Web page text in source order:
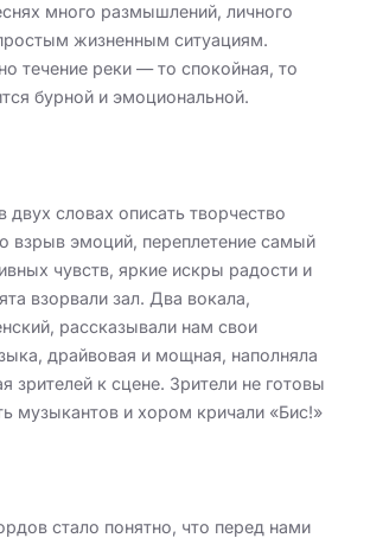
много размышлений, личного
жизненным ситуациям.
течение реки — то спокойная, то
бурной и эмоциональной.
словах описать творчество
взрыв эмоций, переплетение самый
чувств, яркие искры радости и
взорвали зал. Два вокала,
рассказывали нам свои
драйвовая и мощная, наполняла
зрителей к сцене. Зрители не готовы
музыкантов и хором кричали «Бис!»
стало понятно, что перед нами